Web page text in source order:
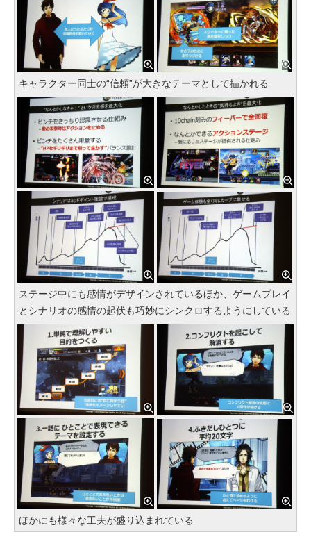
キャラクター同士の“信頼”が大きなテーマとして描かれる
ステージ中にも感情がデザインされているほか、ゲームプレイ
とシナリオの感情の起伏も巧妙にシンクロするようにしている
ほかにも様々な工夫が盛り込まれている